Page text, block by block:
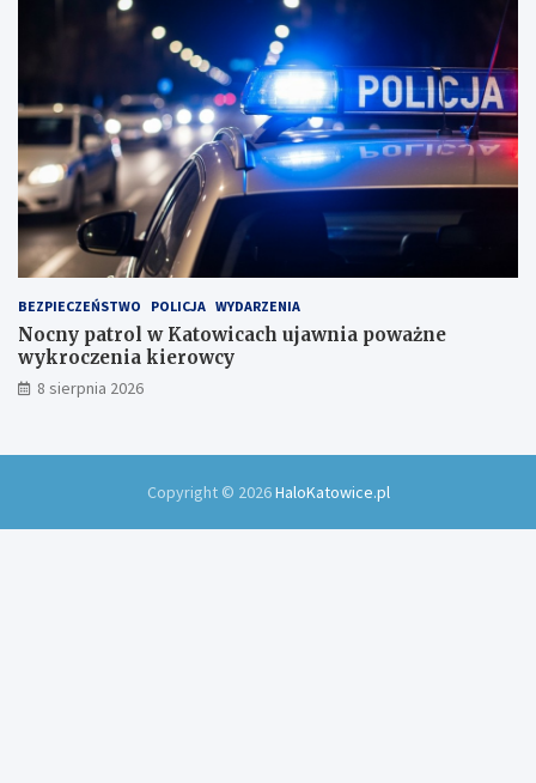
BEZPIECZEŃSTWO POLICJA WYDARZENIA
Nocny patrol w Katowicach ujawnia poważne
wykroczenia kierowcy
8 sierpnia 2026
Copyright © 2026HaloKatowice.pl